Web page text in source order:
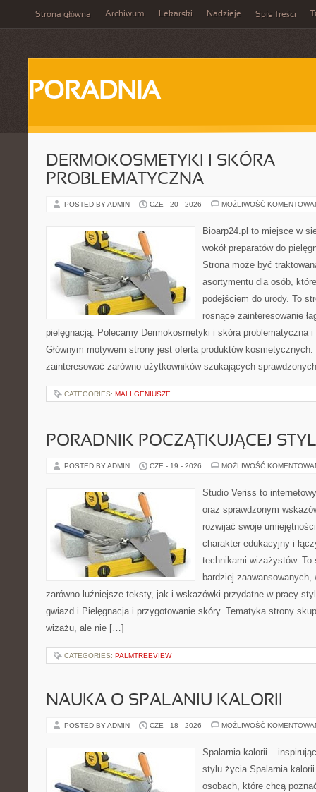
Strona główna Archiwum Lekarski Nadzieje Spis Treści
PORADNIA
DERMOKOSMETYKI I SKÓRA
PROBLEMATYCZNA
POSTED BY ADMIN CZE - 20 - 2026 MOŻLIWOŚĆ
Bioarp24.pl to miejsce w
wokół preparatów do
Strona może być
asortymentu dla osób,
podejściem do urody. To
rosnące zainteresowanie
pielęgnacją. Polecamy Dermokosmetyki i skóra problematyczna i
Głównym motywem strony jest oferta produktów
zainteresować zarówno użytkowników szukających
CATEGORIES: MALI GENIUSZE
PORADNIK POCZĄTKUJĄCEJ
POSTED BY ADMIN CZE - 19 - 2026 MOŻLIWOŚĆ
Studio Veriss to
oraz sprawdzonym
rozwijać swoje
charakter edukacyjny i
technikami wizażystów.
bardziej
zarówno luźniejsze teksty, jak i wskazówki przydatne w pracy
gwiazd i Pielęgnacja i przygotowanie skóry. Tematyka strony
wizażu, ale nie […]
CATEGORIES: PALMTREEVIEW
NAUKA O SPALANIU KALORII
POSTED BY ADMIN CZE - 18 - 2026 MOŻLIWOŚĆ
Spalarnia kalorii –
stylu życia Spalarnia
osobach, które chcą